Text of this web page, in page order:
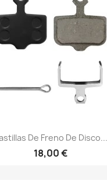
De Freno De Disco...
18,00 €